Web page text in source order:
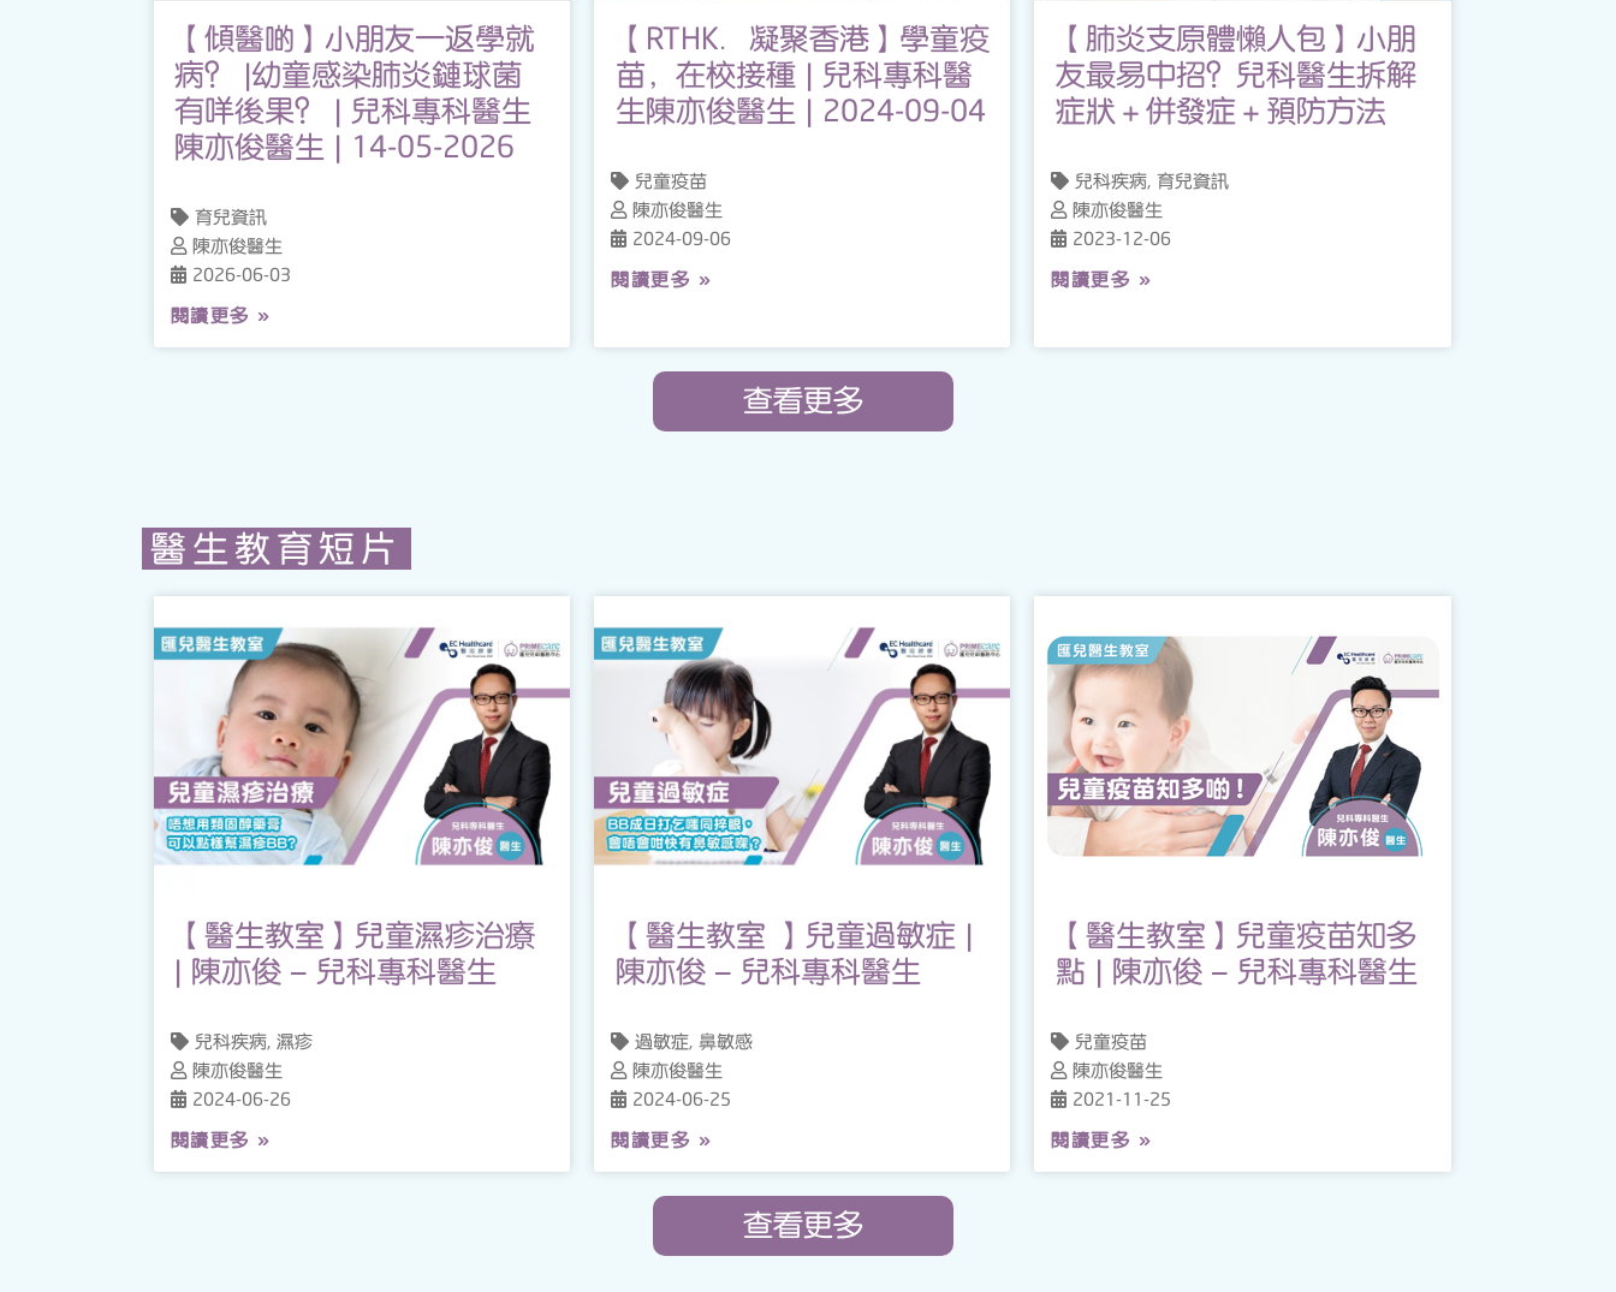
【傾醫啲】小朋友一返學就
病？ |幼童感染肺炎鏈球菌
有咩後果？ | 兒科專科醫生
陳亦俊醫生 | 14-05-2026
育兒資訊
陳亦俊醫生
2026-06-03
閱讀更多 »
【RTHK．凝聚香港】學童疫
苗，在校接種 | 兒科專科醫
生陳亦俊醫生 | 2024-09-04
兒童疫苗
陳亦俊醫生
2024-09-06
閱讀更多 »
【肺炎支原體懶人包】小朋
友最易中招？兒科醫生拆解
症狀＋併發症＋預防方法
兒科疾病, 育兒資訊
陳亦俊醫生
2023-12-06
閱讀更多 »
查看更多
醫生教育短片
【醫生教室】兒童濕疹治療
| 陳亦俊 – 兒科專科醫生
兒科疾病, 濕疹
陳亦俊醫生
2024-06-26
閱讀更多 »
【醫生教室 】兒童過敏症 |
陳亦俊 – 兒科專科醫生
過敏症, 鼻敏感
陳亦俊醫生
2024-06-25
閱讀更多 »
【醫生教室】兒童疫苗知多
點 | 陳亦俊 – 兒科專科醫生
兒童疫苗
陳亦俊醫生
2021-11-25
閱讀更多 »
查看更多